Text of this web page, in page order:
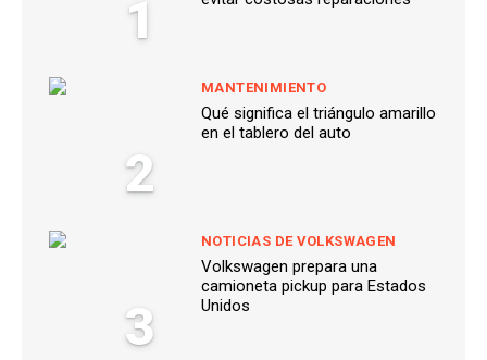
1
2
MANTENIMIENTO
Qué significa el triángulo amarillo
en el tablero del auto
3
NOTICIAS DE VOLKSWAGEN
Volkswagen prepara una
camioneta pickup para Estados
Unidos